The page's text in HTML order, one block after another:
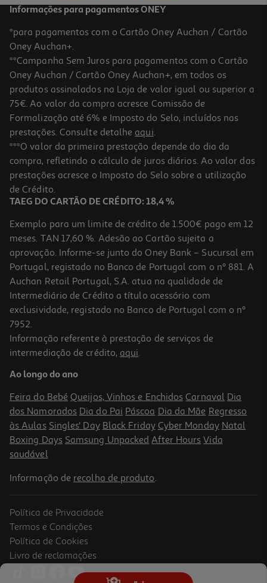
4.2
Jarro Elétrico Digital Qilive Q.5377 Preto 1.7l
42.99 €/un
42,99 €
Kit Adaptador Sim Qilive 885787
3.99 €/un
3,99 €
Aparador Cabelo E Barba Qilive Q.5129 Vintage
Informações para pagamentos ONEY
*para pagamentos com o Cartão Oney Auchan / Cartão
Oney Auchan+.
**Campanha Sem Juros para pagamentos com o Cartão
Oney Auchan / Cartão Oney Auchan+, em todos os
produtos assinalados na Loja de valor igual ou superior a
75€. Ao valor da compra acresce Comissão de
Formalização até 6% e Imposto do Selo, incluídos nas
prestações. Consulte detalhe aqui.
***O valor da primeira prestação depende do dia da
compra, refletindo o cálculo de juros diários. Ao valor das
prestações acresce o Imposto do Selo sobre a utilização
de Crédito.
TAEG DO CARTÃO DE CRÉDITO: 18,4 %
Exemplo para um limite de crédito de 1.500€ pago em 12
meses. TAN 17,60 %. Adesão ao Cartão sujeita a
aprovação. Informe-se junto do Oney Bank – Sucursal em
Portugal, registado no Banco de Portugal com o nº 881. A
Auchan Retail Portugal, S.A. atua na qualidade de
Intermediário de Crédito a título acessório com
exclusividade, registado no Banco de Portugal com o nº
7952.
Informação referente à prestação de serviços de
intermediação de crédito, aqui.
Ao longo do ano
Feira do Bebé Queijos, Vinhos e Enchidos Carnaval Dia
dos Namorados Dia do Pai Páscoa Dia da Mãe Regresso
às Aulas Singles' Day Black Friday Cyber Monday Natal
Boxing Days Samsung Unpacked After Hours Vida
saudável
Informação de recolha de produto.
Política de Privacidade
Termos e Condições
Política de Cookies
Livro de reclamações